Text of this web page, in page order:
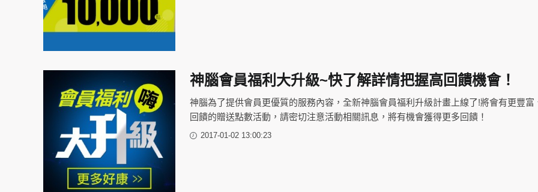
神腦會員福利大升級~快了解詳情把握高回饋機會！
神腦為了提供會員更優質的服務內容，全新神腦會員福利升級計畫上線了!將會有更豐富
回饋的贈送點數活動，請密切注意活動相關訊息，將有機會獲得更多回饋！
2017-01-02 13:00:23